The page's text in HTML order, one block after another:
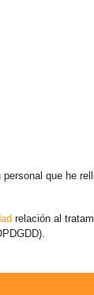
que he
relación al